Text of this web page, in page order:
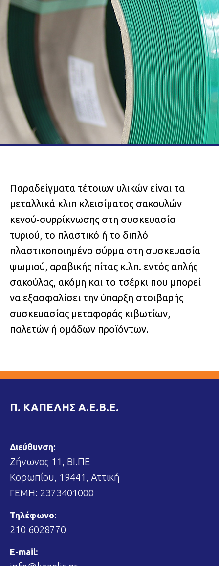
Παραδείγματα τέτοιων υλικών είναι τα
μεταλλικά κλιπ κλεισίματος σακουλών
κενού-συρρίκνωσης στη συσκευασία
τυριού, το πλαστικό ή το διπλό
πλαστικοποιημένο σύρμα στη συσκευασία
ψωμιού, αραβικής πίτας κ.λπ. εντός απλής
σακούλας, ακόμη και το τσέρκι που μπορεί
να εξασφαλίσει την ύπαρξη στοιβαρής
συσκευασίας μεταφοράς κιβωτίων,
παλετών ή ομάδων προϊόντων.
Π. ΚΑΠΕΛΗΣ Α.Ε.Β.Ε.
Διεύθυνση:
Ζήνωνος 11, ΒΙ.ΠΕ
Κορωπίου, 19441, Αττική
ΓΕΜΗ: 2373401000
Τηλέφωνο:
210 6028770
E-mail: